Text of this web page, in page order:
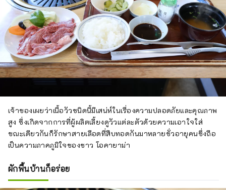
เจ้าของเผยว่าเนื้อวัวชนิดนี้มีเสน่ห์ในเรื่องความปลอดภัยและคุณภาพ
สูง ซึ่งเกิดจากการที่ผู้ผลิตเลี้ยงดูวัวแต่ละตัวด้วยความเอาใจใส่
ขณะเดียวกันก็รักษาสายเลือดที่สืบทอดกันมาหลายชั่วอายุคนซึ่งถือ
เป็นความภาคภูมิใจของชาว โอคายาม่า
ผักพื้นบ้านก็อร่อย